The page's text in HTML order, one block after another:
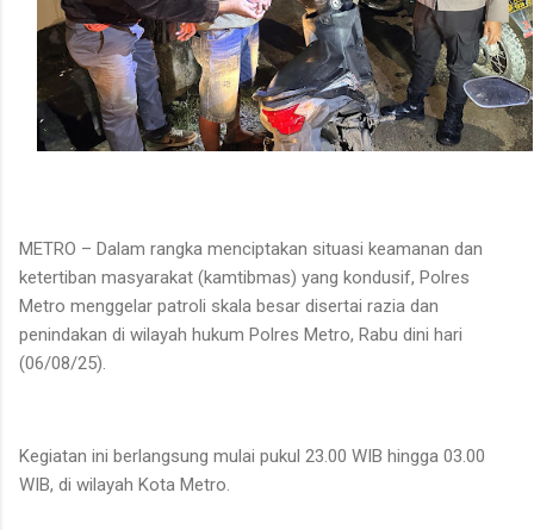
METRO – Dalam rangka menciptakan situasi keamanan dan
ketertiban masyarakat (kamtibmas) yang kondusif, Polres
Metro menggelar patroli skala besar disertai razia dan
penindakan di wilayah hukum Polres Metro, Rabu dini hari
(06/08/25).
Kegiatan ini berlangsung mulai pukul 23.00 WIB hingga 03.00
WIB, di wilayah Kota Metro.